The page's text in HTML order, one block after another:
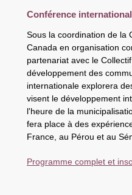
Conférence
Sous la coordination de la
Canada en organisation
partenariat avec le
développement des
internationale explorera
visent le développement
l'heure de la
fera place à des
France, au Pérou et au
Programme complet et